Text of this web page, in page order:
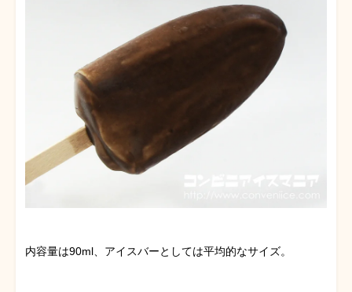
内容量は90ml、アイスバーとしては平均的なサイズ。